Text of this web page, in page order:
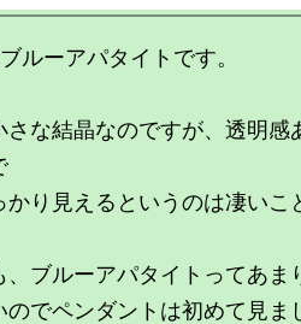
ルーアパタイトです。
さな結晶なのですが、透明感
かり見えるというのは凄いこ
、ブルーアパタイトってあま
のでペンダントは初めて見ま